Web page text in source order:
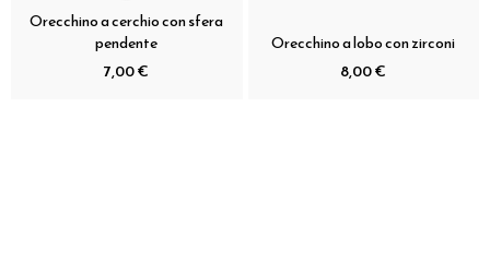
Orecchino a cerchio con sfera
pendente
7,00 €
Orecchino a lobo con zirconi
8,00 €